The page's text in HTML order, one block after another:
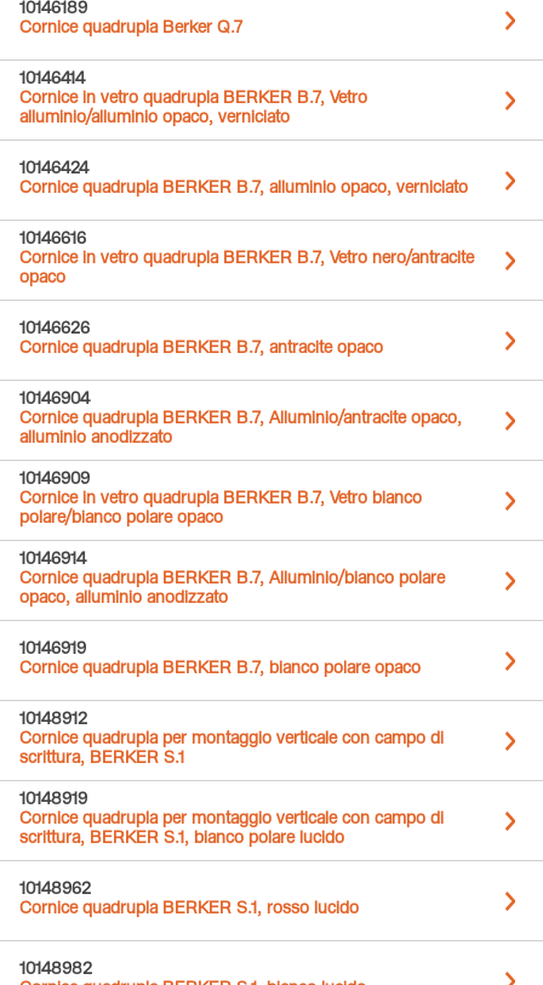
10146189
Cornice quadrupla Berker Q.7
10146414
Cornice in vetro quadrupla BERKER B.7, Vetro
alluminio/alluminio opaco, verniciato
10146424
Cornice quadrupla BERKER B.7, alluminio opaco, verniciato
10146616
Cornice in vetro quadrupla BERKER B.7, Vetro nero/antracite
opaco
10146626
Cornice quadrupla BERKER B.7, antracite opaco
10146904
Cornice quadrupla BERKER B.7, Alluminio/antracite opaco,
alluminio anodizzato
10146909
Cornice in vetro quadrupla BERKER B.7, Vetro bianco
polare/bianco polare opaco
10146914
Cornice quadrupla BERKER B.7, Alluminio/bianco polare
opaco, alluminio anodizzato
10146919
Cornice quadrupla BERKER B.7, bianco polare opaco
10148912
Cornice quadrupla per montaggio verticale con campo di
scrittura, BERKER S.1
10148919
Cornice quadrupla per montaggio verticale con campo di
scrittura, BERKER S.1, bianco polare lucido
10148962
Cornice quadrupla BERKER S.1, rosso lucido
10148982